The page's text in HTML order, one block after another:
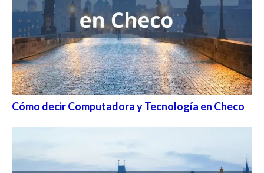
Cómo decir Computadora y Tecnología en Checo